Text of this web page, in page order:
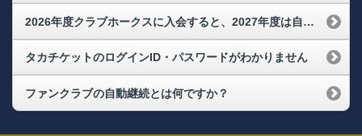
2026年度クラブホークスに入会すると、2027年度は自動継続になりますか？
タカチケットのログインID・パスワードがわかりません
ファンクラブの自動継続とは何ですか？